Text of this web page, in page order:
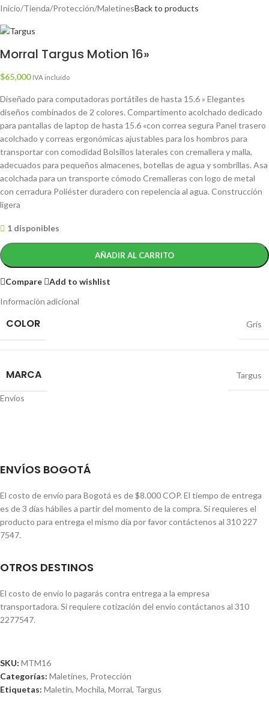
Inicio/Tienda/Protección/MaletinesBack to products
Morral Targus Motion 16»
$65,000 IVA incluído
Diseñado para computadoras portátiles de hasta 15.6 » Elegantes
diseños combinados de 2 colores. Compartimento acolchado dedicado
para pantallas de laptop de hasta 15.6 «con correa segura Panel trasero
acolchado y correas ergonómicas ajustables para los hombros para
transportar con comodidad Bolsillos laterales con cremallera y malla,
adecuados para pequeños almacenes, botellas de agua y sombrillas. Asa
acolchada para un transporte cómodo Cremalleras con logo de metal
con cerradura Poliéster duradero con repelencia al agua. Construcción
ligera
1 disponibles
AÑADIR AL CARRITO
Compare
Add to wishlist
Información adicional
COLOR Gris
MARCA Targus
Envíos
ENVÍOS BOGOTÁ
El costo de envío para Bogotá es de $8.000 COP. El tiempo de entrega
es de 3 días hábiles a partir del momento de la compra. Si requieres el
producto para entrega el mismo día por favor contáctenos al 310 227
7547.
OTROS DESTINOS
El costo de envío lo pagarás contra entrega a la empresa
transportadora. Si requiere cotización del envío contáctanos al 310
2277547.
SKU: MTM16
Categorías: Maletines, Protección
Etiquetas: Maletín, Mochila, Morral, Targus